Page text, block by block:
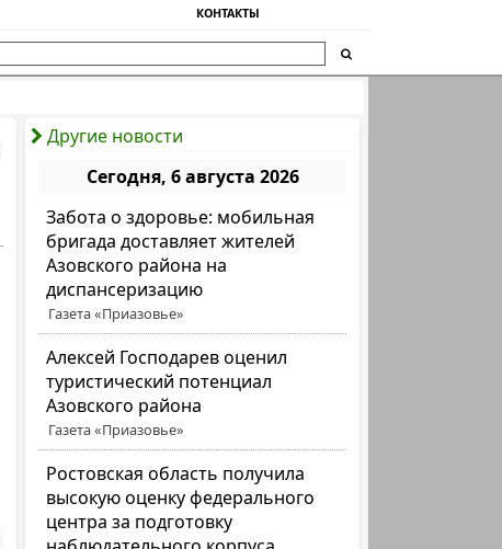
КОНТАКТЫ
Другие новости
Сегодня, 6 августа 2026
Забота о здоровье: мобильная
бригада доставляет жителей
Азовского района на
диспансеризацию
Газета «Приазовье»
Алексей Господарев оценил
туристический потенциал
Азовского района
Газета «Приазовье»
Ростовская область получила
высокую оценку федерального
центра за подготовку